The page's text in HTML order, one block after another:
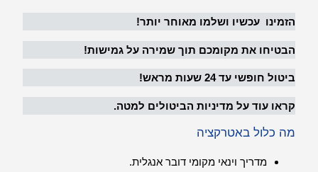
הזמינו עכשיו ושלמו מאוחר יותר!
הבטיחו את מקומכם תוך שמירה על גמישות!
ביטול חופשי עד 24 שעות מראש!
קראו עוד על מדיניות הביטולים למטה.
מה כלול באטרקציה
מדריך וינאי מקומי דובר אנגלית.